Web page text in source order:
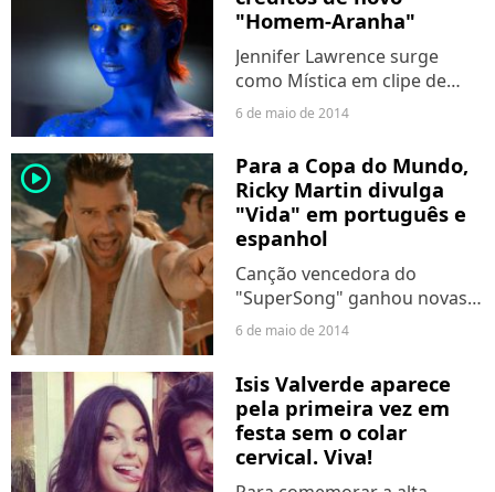
"Homem-Aranha"
Jennifer Lawrence surge
como Mística em clipe de
inédito filme do grupo
produção chega aos cinemas
em 22 de maio.
6 de maio de 2014
player2
Para a Copa do Mundo,
Ricky Martin divulga
"Vida" em português e
espanhol
Canção vencedora do
"SuperSong" ganhou novas
versões nesta terça-feira (6).
6 de maio de 2014
Isis Valverde aparece
pela primeira vez em
festa sem o colar
cervical. Viva!